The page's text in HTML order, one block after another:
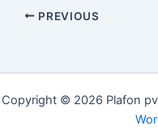
PREVIOUS
Copyright © 2026 Plafon